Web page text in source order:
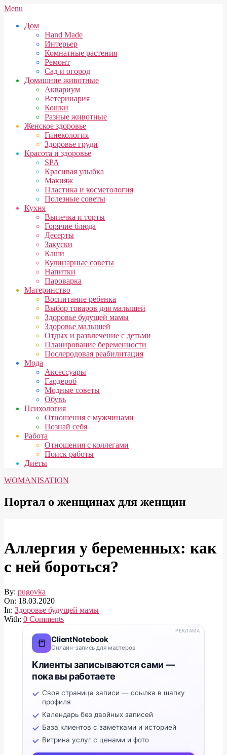
Skip
content
Secondary
Menu
Menu
Дом
Hand Made
Интерьер
Комнатные растения
Ремонт
Сад и огород
Домашние животные
Аквариум
Ветеринария
Кошки
Разные животные
Женское здоровье
Гинекология
Здоровье груди
Красота и здоровье
SPA
Красивая улыбка
Макияж
Пластика и косметология
Полезные советы
Кухня
Выпечка и торты
Горячие блюда
Десерты
Закуски
Каши
Кулинарные советы
Напитки
Пароварка
Материнство
Воспитание ребенка
Выбор товаров для малышей
Здоровье будущей мамы
Здоровье малышей
Отдых и развлечение с детьми
Планирование беременности
Послеродовая реабилитация
Мода
Аксессуары
Гардероб
Модные советы
Обувь
Психология
Отношения с мужчинами
Познай себя
Работа
Отношения с коллегами
Поиск работы
Диеты
WOMANISATION
Портал о женщинах для женщин
Аллергия у беременных: как
с ней бороться?
By: pugovka
On: 18.03.2020
In: Здоровье будущей мамы
With: 0 Comments
📒 ClientNotebook
Онлайн-запись для мастеров
Клиенты записываются сами —
пока вы работаете
Своя страница записи — ссылка в шапку
профиля
Календарь без двойных записей
База клиентов с заметками и историей
Витрина услуг с ценами и фото
РЕКЛАМА